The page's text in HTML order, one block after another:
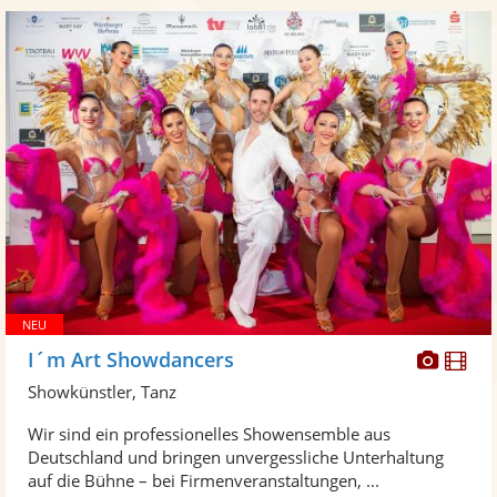
I´m Art Showdancers
Showkünstler, Tanz
Wir sind ein professionelles Showensemble aus
Deutschland und bringen unvergessliche Unterhaltung
auf die Bühne – bei Firmenveranstaltungen, ...